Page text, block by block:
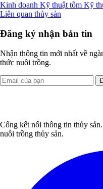
Kinh doanh Kỹ thuật tôm Kỹ
Liên quan thủy sản
Đăng ký nhận bản tin
Nhận thông tin mới nhất về
thức nuôi trồng.
Cổng kết nối thông tin thủy
nuôi trồng thủy sản.